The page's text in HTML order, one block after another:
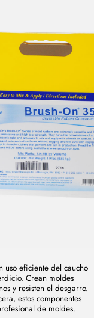
uso eficiente del caucho
Crean moldes
y resisten el desgarro.
estos componentes
de moldes.